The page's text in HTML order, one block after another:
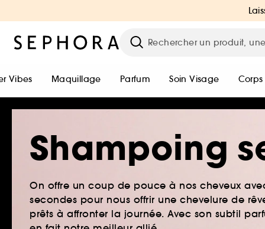
Vibes Maquillage Parfum Soin Visage Corps
Shampoing
On offre un coup de pouce à nos cheveux
secondes pour nous offrir une chevelure de
prêts à affronter la journée. Avec son subtil